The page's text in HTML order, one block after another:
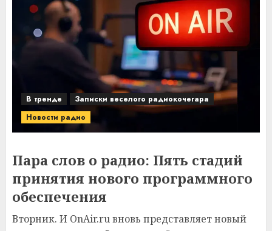
В тренде
Записки веселого радиокочегара
Новости радио
Пара слов о радио: Пять стадий
принятия нового программного
обеспечения
Вторник. И OnAir.ru вновь представляет новый